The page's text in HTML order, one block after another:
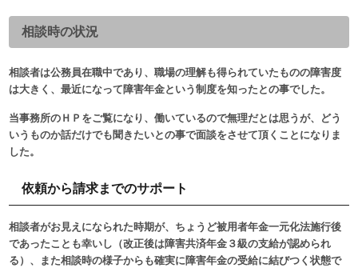
相談時の状況
相談者は公務員在職中であり、職場の理解も得られていたものの障害度
は大きく、最近になって障害年金という制度を知ったとの事でした。
当事務所のＨＰをご覧になり、働いているので無理だとは思うが、どう
いうものか話だけでも聞きたいとの事で面談をさせて頂くことになりま
した。
依頼から請求までのサポート
相談者がお見えになられた時期が、ちょうど被用者年金一元化法施行後
であったことも幸いし（改正後は障害共済年金３級の支給が認められ
る）、また相談時の様子からも確実に障害年金の受給に結びつく状態で